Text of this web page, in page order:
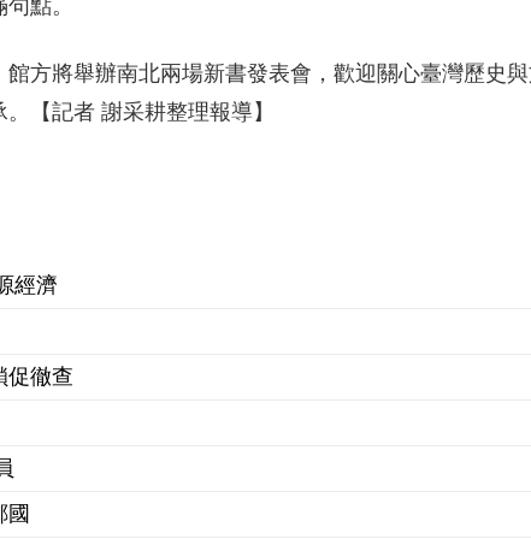
點。
方將舉辦南北兩場新書發表會，歡迎關心臺灣歷史
【記者 謝采耕整理報導】
經濟
促徹查
國